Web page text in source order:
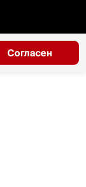
Согласен